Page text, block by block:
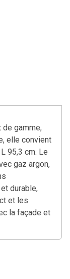
de gamme,
elle convient
95,3 cm. Le
gaz argon,
durable,
et les
la façade et